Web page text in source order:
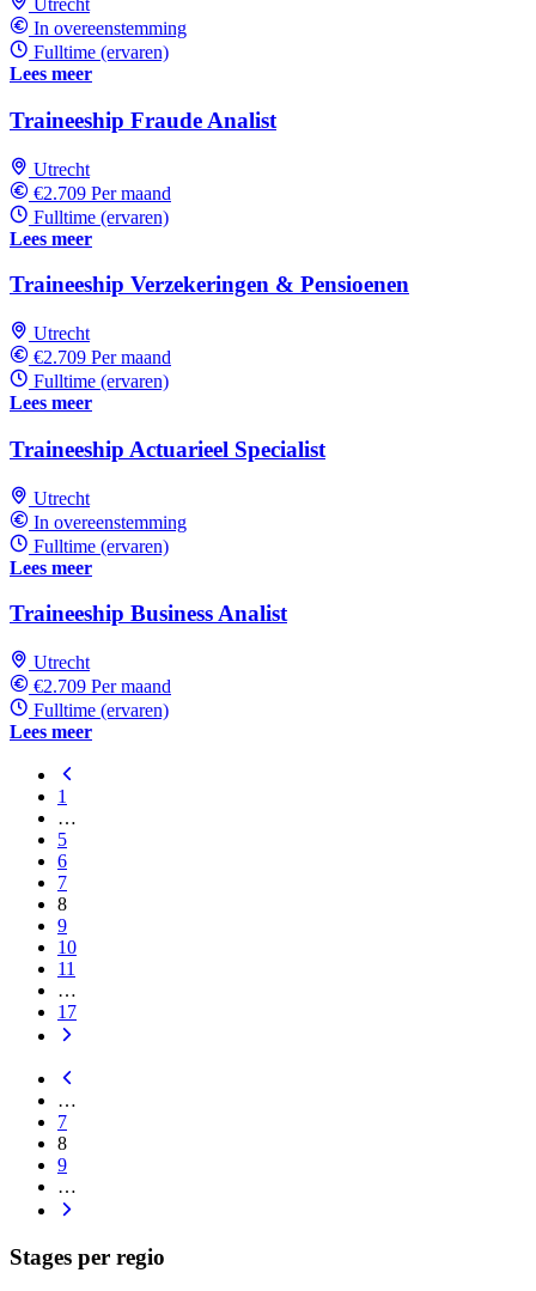
Utrecht
In overeenstemming
Fulltime (ervaren)
Lees meer
Traineeship Fraude Analist
Utrecht
€2.709 Per maand
Fulltime (ervaren)
Lees meer
Traineeship Verzekeringen & Pensioenen
Utrecht
€2.709 Per maand
Fulltime (ervaren)
Lees meer
Traineeship Actuarieel Specialist
Utrecht
In overeenstemming
Fulltime (ervaren)
Lees meer
Traineeship Business Analist
Utrecht
€2.709 Per maand
Fulltime (ervaren)
Lees meer
1
…
5
6
7
8
9
10
11
…
17
…
7
8
9
…
Stages per regio